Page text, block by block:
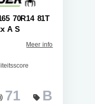
70R14 81T
A S
Meer info
71 B